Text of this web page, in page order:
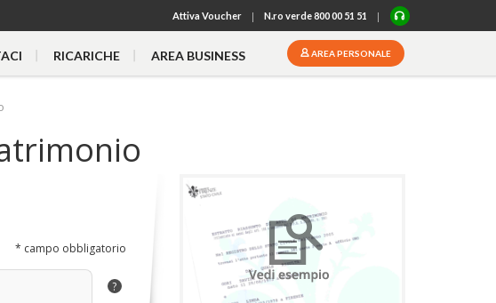
Attiva Voucher | N.ro verde 800 00 51 51 |
RICARICHE AREA PERSONALE
AREA BUSINESS
* campo obbligatorio
?